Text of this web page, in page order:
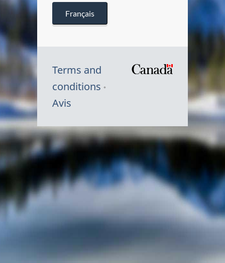
Français
Terms and
conditions
Avis
Symbole
du
Canada